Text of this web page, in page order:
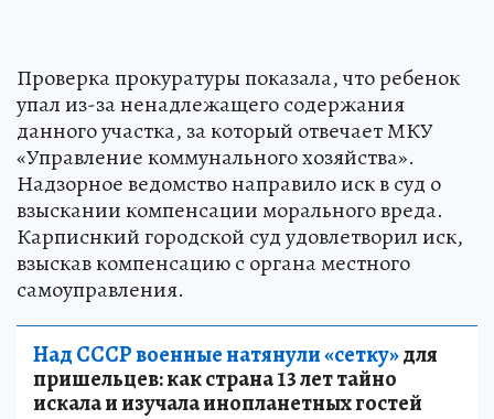
Проверка прокуратуры показала, что ребенок
упал из-за ненадлежащего содержания
данного участка, за который отвечает МКУ
«Управление коммунального хозяйства».
Надзорное ведомство направило иск в суд о
взыскании компенсации морального вреда.
Карписнкий городской суд удовлетворил иск,
взыскав компенсацию с органа местного
самоуправления.
Над СССР военные натянули «сетку»для
пришельцев: как страна 13 лет тайно
искала и изучала инопланетных гостей